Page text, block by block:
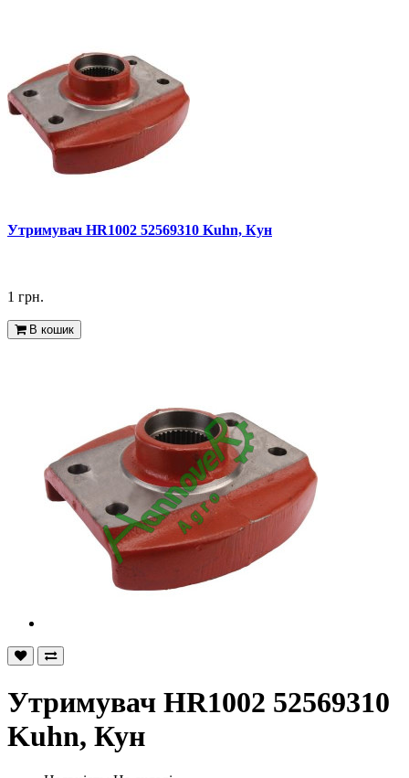
Утримувач HR1002 52569310 Kuhn, Кун
1 грн.
В кошик
Утримувач HR1002 52569310
Kuhn, Кун